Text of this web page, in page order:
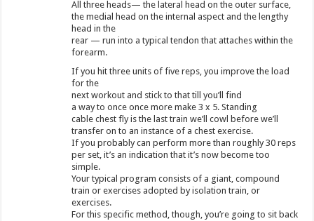
All three heads— the lateral head on the outer surface,
the medial head on the internal aspect and the lengthy
head in the
rear — run into a typical tendon that attaches within the
forearm.
If you hit three units of five reps, you improve the load
for the
next workout and stick to that till you’ll find
a way to once once more make 3 x 5. Standing
cable chest fly is the last train we’ll cowl before we’ll
transfer on to an instance of a chest exercise.
If you probably can perform more than roughly 30 reps
per set, it’s an indication that it’s now become too
simple.
Your typical program consists of a giant, compound
train or exercises adopted by isolation train, or
exercises.
For this specific method, though, you’re going to sit back